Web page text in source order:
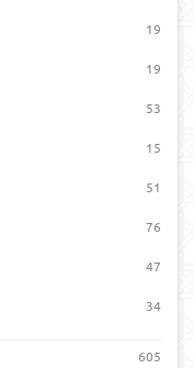
19
19
53
15
51
76
47
34
605